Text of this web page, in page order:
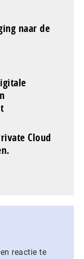
naar de
Cloud
reactie te